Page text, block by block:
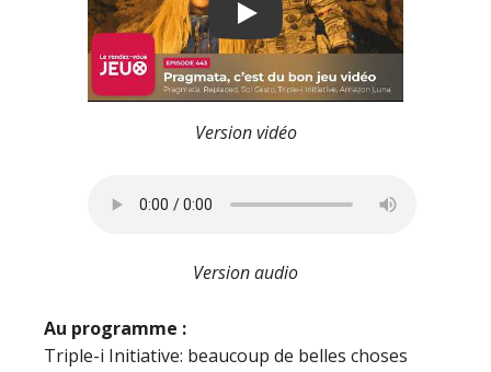
Play
Version vidéo
Version audio
Au programme :
Triple-i Initiative: beaucoup de belles choses